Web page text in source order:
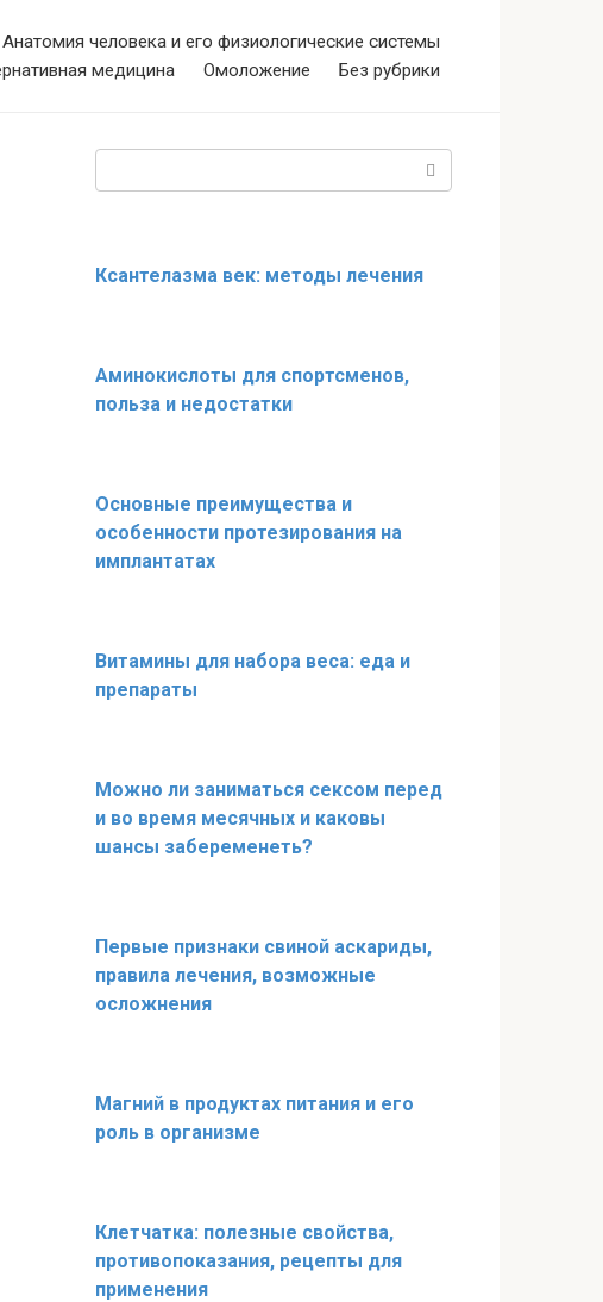
Анатомия человека и его физиологические системы
медицина
Омоложение Без рубрики
Ксантелазма век: методы лечения
Аминокислоты для спортсменов,
польза и недостатки
Основные преимущества и
особенности протезирования на
имплантатах
Витамины для набора веса: еда и
препараты
Можно ли заниматься сексом перед
и во время месячных и каковы
шансы забеременеть?
Первые признаки свиной аскариды,
правила лечения, возможные
осложнения
Магний в продуктах питания и его
роль в организме
Клетчатка: полезные свойства,
противопоказания, рецепты для
применения